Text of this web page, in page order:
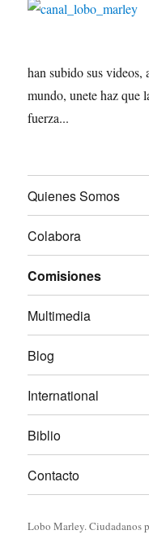
han subido sus videos,
mundo, unete haz que
fuerza...
Quienes Somos
Colabora
Comisiones
Multimedia
Blog
International
Biblio
Contacto
Lobo Marley. Ciudadanos